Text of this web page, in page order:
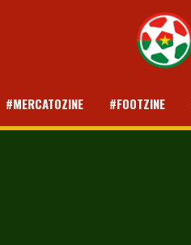
#MERCATOZINE #FOOTZINE